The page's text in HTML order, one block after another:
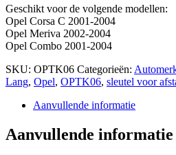
Geschikt voor de volgende modellen:
Opel Corsa C 2001-2004
Opel Meriva 2002-2004
Opel Combo 2001-2004
SKU: OPTK06 Categorieën:
Lang, Opel, OPTK06, sleutel voor
Aanvullende informatie
Aanvullende informatie